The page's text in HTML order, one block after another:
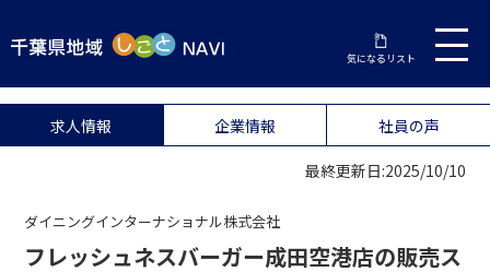
気になるリスト
求人情報 企業情報 社員の声
最終更新日:2025/10/10
ダイニングインターナショナル株式会社
フレッシュネスバーガー成田空港店の販売ス